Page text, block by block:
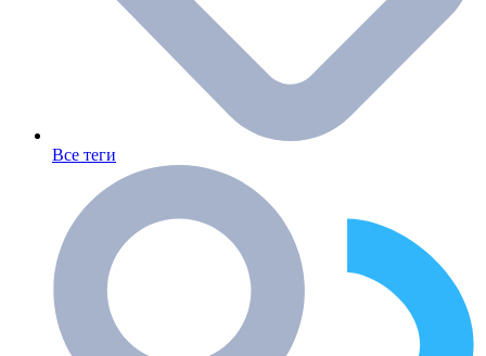
Все теги